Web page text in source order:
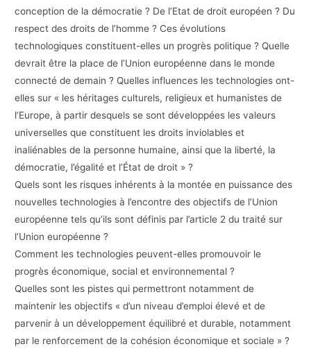
conception de la démocratie ? De l’Etat de droit européen ? Du
respect des droits de l’homme ? Ces évolutions
technologiques constituent-elles un progrès politique ? Quelle
devrait être la place de l’Union européenne dans le monde
connecté de demain ? Quelles influences les technologies ont-
elles sur « les héritages culturels, religieux et humanistes de
l’Europe, à partir desquels se sont développées les valeurs
universelles que constituent les droits inviolables et
inaliénables de la personne humaine, ainsi que la liberté, la
démocratie, l’égalité et l’État de droit » ?
Quels sont les risques inhérents à la montée en puissance des
nouvelles technologies à l’encontre des objectifs de l’Union
européenne tels qu’ils sont définis par l’article 2 du traité sur
l’Union européenne ?
Comment les technologies peuvent-elles promouvoir le
progrès économique, social et environnemental ?
Quelles sont les pistes qui permettront notamment de
maintenir les objectifs « d’un niveau d’emploi élevé et de
parvenir à un développement équilibré et durable, notamment
par le renforcement de la cohésion économique et sociale » ?